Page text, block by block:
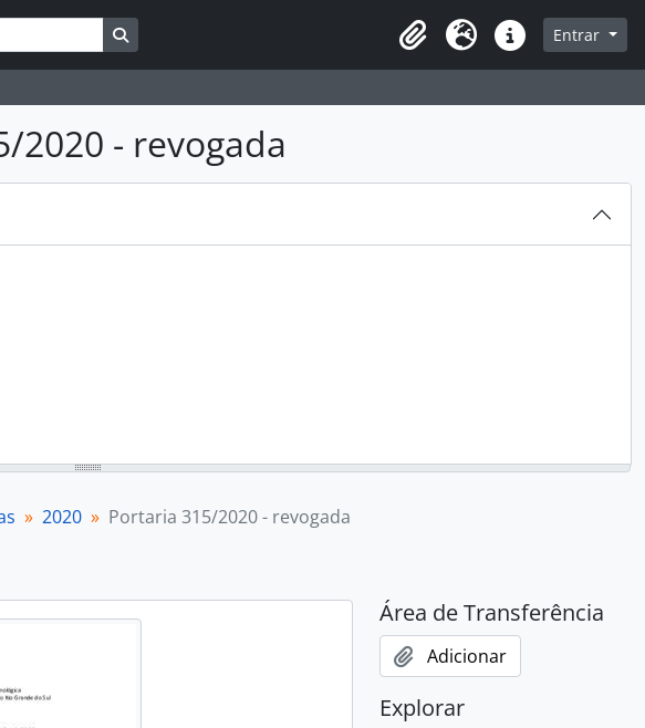
Busque na página de navegação
Idioma Atalhos Entrar
2020 - revogada
2020 Portaria 315/2020 - revogada
Área de Transferência
Adicionar
Explorar